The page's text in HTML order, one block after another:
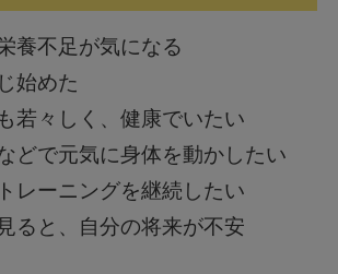
養不足が気になる
始めた
若々しく、健康でいたい
どで元気に身体を動かしたい
レーニングを継続したい
ると、自分の将来が不安